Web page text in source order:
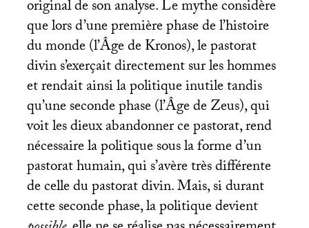
original de son analyse. Le mythe considère
que lors d’une première phase de l’histoire
du monde (l’Âge de Kronos), le pastorat
divin s’exerçait directement sur les hommes
et rendait ainsi la politique inutile tandis
qu’une seconde phase (l’Âge de Zeus), qui
voit les dieux abandonner ce pastorat, rend
nécessaire la politique sous la forme d’un
pastorat humain, qui s’avère très différente
de celle du pastorat divin. Mais, si durant
cette seconde phase, la politique devient